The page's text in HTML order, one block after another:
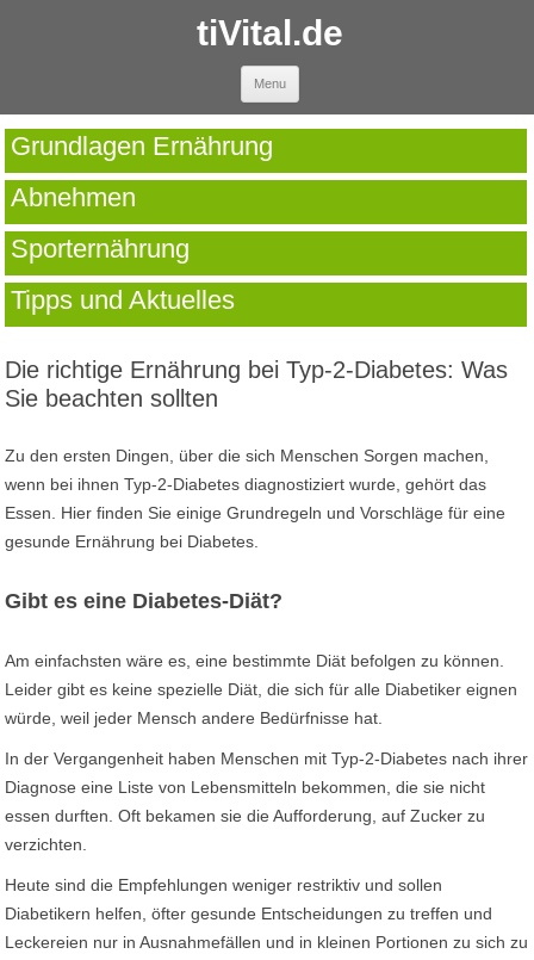
tiVital.de
Menu
Grundlagen Ernährung
Abnehmen
Sporternährung
Tipps und Aktuelles
Die richtige Ernährung bei Typ-2-Diabetes: Was
Sie beachten sollten
Zu den ersten Dingen, über die sich Menschen Sorgen machen,
wenn bei ihnen Typ-2-Diabetes diagnostiziert wurde, gehört das
Essen. Hier finden Sie einige Grundregeln und Vorschläge für eine
gesunde Ernährung bei Diabetes.
Gibt es eine Diabetes-Diät?
Am einfachsten wäre es, eine bestimmte Diät befolgen zu können.
Leider gibt es keine spezielle Diät, die sich für alle Diabetiker eignen
würde, weil jeder Mensch andere Bedürfnisse hat.
In der Vergangenheit haben Menschen mit Typ-2-Diabetes nach ihrer
Diagnose eine Liste von Lebensmitteln bekommen, die sie nicht
essen durften. Oft bekamen sie die Aufforderung, auf Zucker zu
verzichten.
Heute sind die Empfehlungen weniger restriktiv und sollen
Diabetikern helfen, öfter gesunde Entscheidungen zu treffen und
Leckereien nur in Ausnahmefällen und in kleinen Portionen zu sich zu